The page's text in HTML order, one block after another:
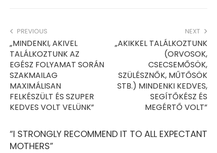
PREVIOUS
„MINDENKI, AKIVEL
TALÁLKOZTUNK AZ
EGÉSZ FOLYAMAT SORÁN
SZAKMAILAG
MAXIMÁLISAN
FELKÉSZÜLT ÉS SZUPER
KEDVES VOLT VELÜNK”
NEXT
„AKIKKEL TALÁLKOZTUNK
(ORVOSOK,
CSECSEMŐSÖK,
SZÜLÉSZNŐK, MŰTŐSÖK
STB.) MINDENKI KEDVES,
SEGÍTŐKÉSZ ÉS
MEGÉRTŐ VOLT”
“I STRONGLY RECOMMEND IT TO ALL EXPECTANT
MOTHERS”